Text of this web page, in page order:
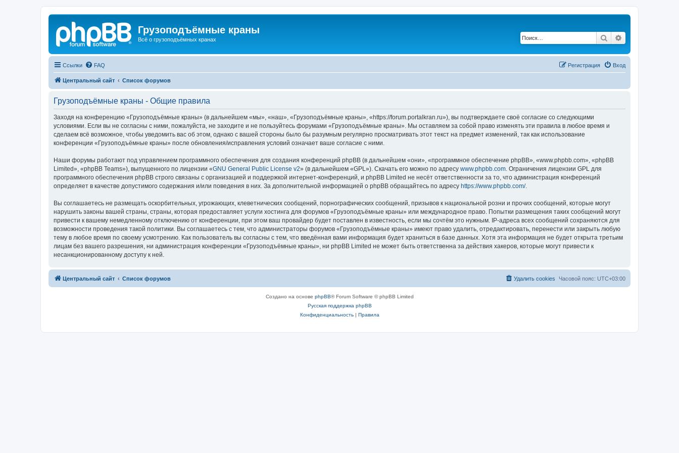
Грузоподъёмные краны
Всё о грузоподъёмных кранах Поиск
Ссылки FAQ Вход
Регистрация
Центральный сайт Список форумов
Грузоподъёмные краны - Общие правила
Заходя на конференцию «Грузоподъёмные краны» (в дальнейшем «мы», «наш», «Грузоподъёмные краны», «https://forum.portalkran.ru»), вы подтверждаете своё согласие со следующими
условиями. Если вы не согласны с ними, пожалуйста, не заходите и не пользуйтесь форумами «Грузоподъёмные краны». Мы оставляем за собой право изменять эти правила в любое время и
сделаем всё возможное, чтобы уведомить вас об этом, однако с вашей стороны было бы разумным регулярно просматривать этот текст на предмет изменений, так как использование
конференции «Грузоподъёмные краны» после обновления/исправления условий означает ваше согласие с ними.
Наши форумы работают под управлением программного обеспечения для создания конференций phpBB (в дальнейшем «они», «программное обеспечение phpBB», «www.phpbb.com», «phpBB
Limited», «phpBB Teams»), выпущенного по лицензии «GNU General Public License v2» (в дальнейшем «GPL»). Скачать его можно по адресу www.phpbb.com . Ограничения лицензии GPL для
программного обеспечения phpBB строго связаны с организацией и поддержкой интернет-конференций, и phpBB Limited не несёт ответственности за то, что администрация конференций
определяет в качестве допустимого содержания и/или поведения в них. За дополнительной информацией о phpBB обращайтесь по адресу https://www.phpbb.com/.
Вы соглашаетесь не размещать оскорбительных, угрожающих, клеветнических сообщений, порнографических сообщений, призывов к национальной розни и прочих сообщений, которые могут
нарушить законы вашей страны, страны, которая предоставляет услуги хостинга для форумов «Грузоподъёмные краны» или международное право. Попытки размещения таких сообщений могут
привести к вашему немедленному отключению от конференции, при этом ваш провайдер будет поставлен в известность, если мы сочтём это нужным. IP-адреса всех сообщений сохраняются для
возможности проведения такой политики. Вы соглашаетесь с тем, что администраторы форумов «Грузоподъёмные краны» имеют право удалить, отредактировать, перенести или закрыть любую
тему в любое время по своему усмотрению. Как пользователь вы согласны с тем, что введённая вами информация будет храниться в базе данных. Хотя эта информация не будет открыта третьим
лицам без вашего разрешения, ни администрация конференции «Грузоподъёмные краны», ни phpBB Limited не может быть ответственна за действия хакеров, которые могут привести к
несанкционированному доступу к ней.
Центральный сайт Список форумов Часовой пояс: UTC+03:00
Удалить cookies
Создано на основе phpBB® Forum Software © phpBB Limited
Русская поддержка phpBB
Конфиденциальность| Правила